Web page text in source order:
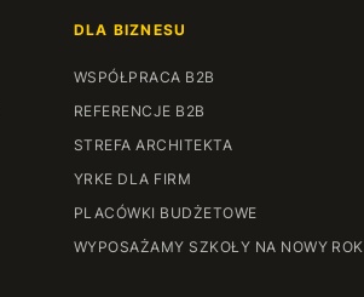
DLA BIZNESU
WSPÓŁPRACA B2B
REFERENCJE B2B
STREFA ARCHITEKTA
YRKE DLA FIRM
PLACÓWKI BUDŻETOWE
WYPOSAŻAMY SZKOŁY NA NOWY ROK